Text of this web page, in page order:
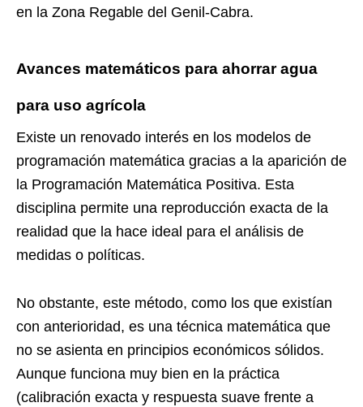
en la Zona Regable del Genil-Cabra.
Avances matemáticos para ahorrar agua
para uso agrícola
Existe un renovado interés en los modelos de
programación matemática gracias a la aparición de
la Programación Matemática Positiva. Esta
disciplina permite una reproducción exacta de la
realidad que la hace ideal para el análisis de
medidas o políticas.
No obstante, este método, como los que existían
con anterioridad, es una técnica matemática que
no se asienta en principios económicos sólidos.
Aunque funciona muy bien en la práctica
(calibración exacta y respuesta suave frente a